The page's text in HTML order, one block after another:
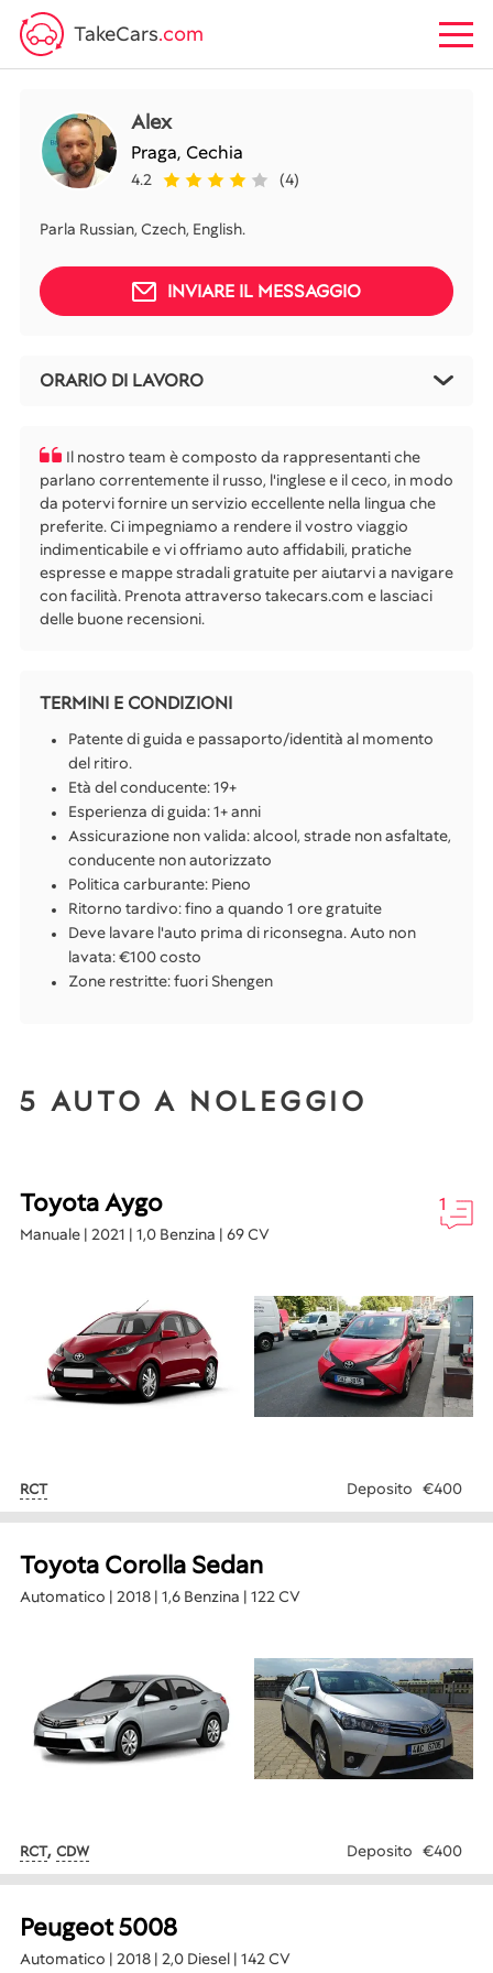
TakeCars.com
Alex
Praga, Cechia
4.2 (4)
Parla Russian, Czech, English.
INVIARE IL MESSAGGIO
ORARIO DI LAVORO
Il nostro team è composto da rappresentanti che
parlano correntemente il russo, l'inglese e il ceco, in modo
da potervi fornire un servizio eccellente nella lingua che
preferite. Ci impegniamo a rendere il vostro viaggio
indimenticabile e vi offriamo auto affidabili, pratiche
espresse e mappe stradali gratuite per aiutarvi a navigare
con facilità. Prenota attraverso takecars.com e lasciaci
delle buone recensioni.
TERMINI E CONDIZIONI
Patente di guida e passaporto/identità al momento
del ritiro.
Età del conducente: 19+
Esperienza di guida: 1+ anni
Assicurazione non valida: alcool, strade non asfaltate,
conducente non autorizzato
Politica carburante: Pieno
Ritorno tardivo: fino a quando 1 ore gratuite
Deve lavare l'auto prima di riconsegna. Auto non
lavata: €100 costo
Zone restritte: fuori Shengen
5 AUTO A NOLEGGIO
Toyota Aygo
Manuale | 2021 | 1,0 Benzina | 69 CV
1
RCT Deposito €400
Toyota Corolla Sedan
Automatico | 2018 | 1,6 Benzina | 122 CV
RCT, CDW Deposito €400
Peugeot 5008
Automatico | 2018 | 2,0 Diesel | 142 CV